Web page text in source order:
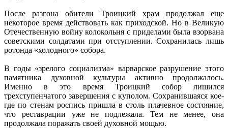
После разгона обители Троицкий храм продолжал еще
некоторое время действовать как приходской. Но в Великую
Отечественную войну колокольня с приделами была взорвана
советскими солдатами при отступлении. Сохранилась лишь
ротонда «холодного» собора.
В годы «зрелого социализма» варварское разрушение этого
памятника духовной культуры активно продолжалось.
Именно в это время Троицкий собор лишился
трехступенчатого завершения с куполом. Сохранившаяся кое-
где по стенам роспись пришла в столь плачевное состояние,
что реставрации уже не подлежала. Тем не менее, она
продолжала поражать своей духовной мощью.